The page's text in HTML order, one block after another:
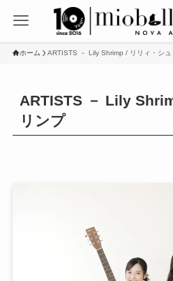
ホーム ARTISTS － Lily Shrimp / リリィ・シュ
ARTISTS － Lily
リンプ